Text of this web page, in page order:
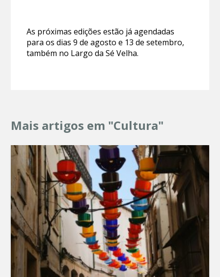
As próximas edições estão já agendadas
para os dias 9 de agosto e 13 de setembro,
também no Largo da Sé Velha.
Mais artigos em "Cultura"